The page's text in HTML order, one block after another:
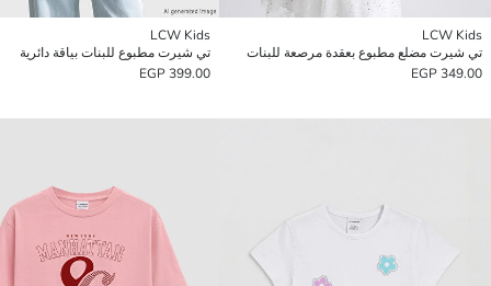
LCW Kids
تي شيرت مضلع مطبوع بعقدة مرصعة للبنات
349.00 EGP
LCW Kids
تي شيرت مطبوع للبنات بياقة دائرية
399.00 EGP